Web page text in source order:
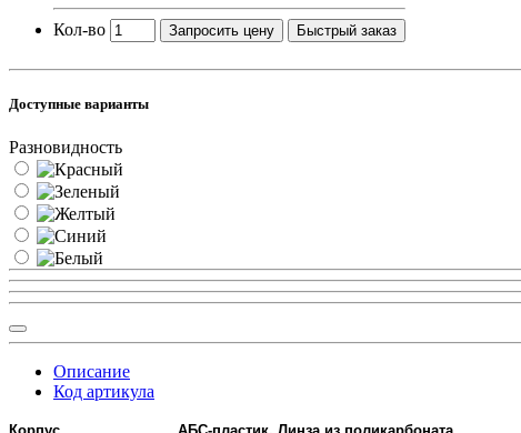
Кол-во Запросить цену Быстрый заказ
Доступные варианты
Разновидность
Описание
Код артикула